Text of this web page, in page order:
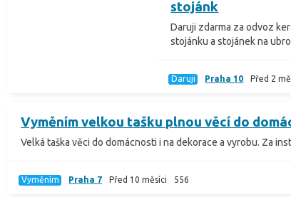
stojánk
Daruji zdarma za odvoz
stojánku a stojánek na
Daruji Praha 10 Před 2
Vyměním velkou tašku plnou věcí do
Velká taška věci do domácnosti i na dekorace a vyrobu. Za
Vyměním Praha 7 Před 10 měsíci 556